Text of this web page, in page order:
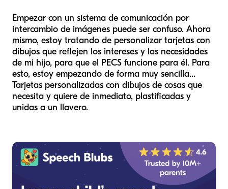
Empezar con un sistema de comunicación por
intercambio de imágenes puede ser confuso. Ahora
mismo, estoy tratando de personalizar tarjetas con
dibujos que reflejen los intereses y las necesidades
de mi hijo, para que el PECS funcione para él. Para
esto, estoy empezando de forma muy sencilla...
Tarjetas personalizadas con dibujos de cosas que
necesita y quiere de inmediato, plastificadas y
unidas a un llavero.